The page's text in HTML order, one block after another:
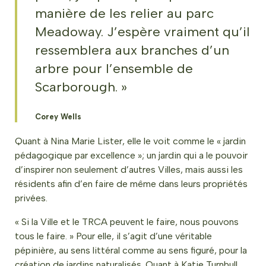
manière de les relier au parc
Meadoway. J’espère vraiment qu’il
ressemblera aux branches d’un
arbre pour l’ensemble de
Scarborough. »
Corey Wells
Quant à Nina Marie Lister, elle le voit comme le « jardin
pédagogique par excellence »; un jardin qui a le pouvoir
d’inspirer non seulement d’autres Villes, mais aussi les
résidents afin d’en faire de même dans leurs propriétés
privées.
« Si la Ville et le TRCA peuvent le faire, nous pouvons
tous le faire. » Pour elle, il s’agit d’une véritable
pépinière, au sens littéral comme au sens figuré, pour la